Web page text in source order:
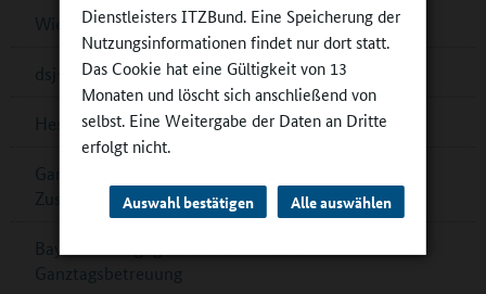
Dienstleisters ITZBund. Eine Speicherung der
Nutzungsinformationen findet nur dort statt.
Das Cookie hat eine Gültigkeit von 13
Monaten und löscht sich anschließend von
selbst. Eine Weitergabe der Daten an Dritte
erfolgt nicht.
Auswahl bestätigen Alle auswählen
Wiener „Wasserschulen“
dsj-Bewegungskampagne MOVE wird fortgesetzt
Hessen: Musikalische Bildung in Ober-Ramstadt
Ganztagskongress zu multiprofessioneller
Zusammenarbeit in Berlin
Bayern: Pädagogische Fachkräfte für
Ganztagsbetreuung